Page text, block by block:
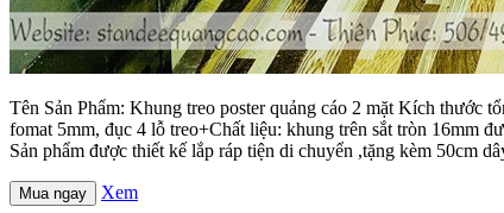
Tên Sản Phẩm: Khung treo poster quảng cáo 2 mặt Kích thước
fomat 5mm, đục 4 lỗ treo+Chất liệu: khung trên sắt tròn 16mm
Sản phẩm được thiết kế lắp ráp tiện di chuyển ,tặng kèm 50cm
Mua ngay Xem